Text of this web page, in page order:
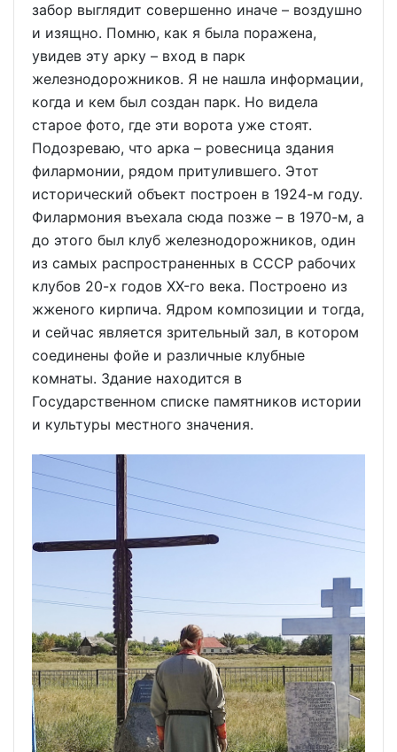
забор выглядит совершенно иначе – воздушно
и изящно. Помню, как я была поражена,
увидев эту арку – вход в парк
железнодорожников. Я не нашла информации,
когда и кем был создан парк. Но видела
старое фото, где эти ворота уже стоят.
Подозреваю, что арка – ровесница здания
филармонии, рядом притулившего. Этот
исторический объект построен в 1924-м году.
Филармония въехала сюда позже – в 1970-м, а
до этого был клуб железнодорожников, один
из самых распространенных в СССР рабочих
клубов 20-х годов XX-го века. Построено из
жженого кирпича. Ядром композиции и тогда,
и сейчас является зрительный зал, в котором
соединены фойе и различные клубные
комнаты. Здание находится в
Государственном списке памятников истории
и культуры местного значения.